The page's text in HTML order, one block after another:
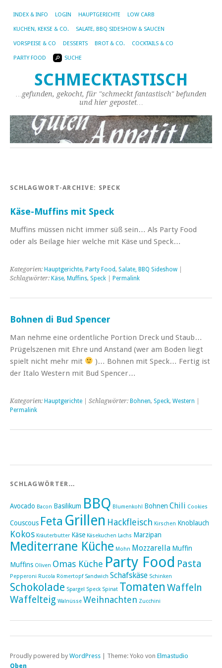
INDEX & INFO LOGIN HAUPTGERICHTE LOW CARB
KUCHEN, KEKSE & CO. SALATE, BBQ SIDESHOW & SAUCEN
VORSPEISE & CO DESSERTS BROT & CO. COCKTAILS & CO
PARTY FOOD SUCHE
SCHMECKTASTISCH
…gefunden, gekocht, für "schmeckt fantastisch" befunden
und hier gepostet…
SCHLAGWORT-ARCHIVE: SPECK
Käse-Muffins mit Speck
Muffins müssen nicht immer süß sein… Als Party Food
oder als Beilage hier welche mit Käse und Speck…
Kategorien: Hauptgerichte, Party Food, Salate, BBQ Sideshow
Schlagwörter: Käse, Muffins, Speck Permalink
Bohnen di Bud Spencer
Man nehme eine ordentliche Portion Dreck und Staub…
Prügelszenen mit Ehre und Anstand (wer am Boden liegt
spielt nicht mehr mit
)… Bohnen mit Speck… Fertig ist
der Italo Western mit Bud Spencer…
Kategorien: Hauptgerichte | Schlagwörter: Bohnen, Speck, Western
Permalink
SCHLAGWÖRTER…
Avocado Bacon Basilikum BBQ Blumenkohl Bohnen Chili Cookies
Couscous Feta Grillen Hackfleisch Kirschen Knoblauch
Kokos Kräuterbutter Käse Käsekuchen Lachs Marzipan
Mediterrane Küche Mohn Mozzarella Muffin
Muffins Oliven Omas Küche Party Food Pasta
Pepperoni Rucola Römertopf Sandwich Schafskäse Schinken
Schokolade Spargel Speck Spinat Tomaten Waffeln
Waffelteig Walnüsse Weihnachten Zucchini
Proudly powered by WordPress | Theme: Yoko von Elmastudio
Oben